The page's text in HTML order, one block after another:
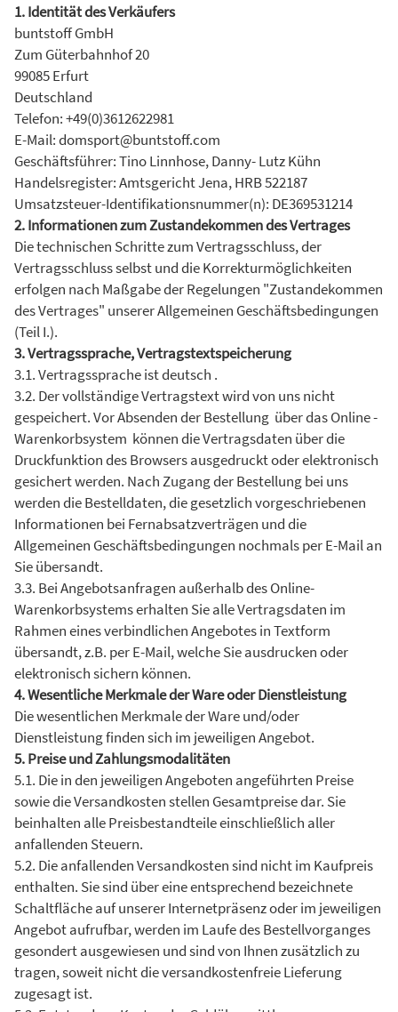
1. Identität des Verkäufers
buntstoff GmbH
Zum Güterbahnhof 20
99085 Erfurt
Deutschland
Telefon: +49(0)3612622981
E-Mail: domsport@buntstoff.com
Geschäftsführer: Tino Linnhose, Danny- Lutz Kühn
Handelsregister: Amtsgericht Jena, HRB 522187
Umsatzsteuer-Identifikationsnummer(n): DE369531214
2. Informationen zum Zustandekommen des Vertrages
Die technischen Schritte zum Vertragsschluss, der
Vertragsschluss selbst und die Korrekturmöglichkeiten
erfolgen nach Maßgabe der Regelungen "Zustandekommen
des Vertrages" unserer Allgemeinen Geschäftsbedingungen
(Teil I.).
3. Vertragssprache, Vertragstextspeicherung
3.1. Vertragssprache ist deutsch .
3.2. Der vollständige Vertragstext wird von uns nicht
gespeichert. Vor Absenden der Bestellung über das Online -
Warenkorbsystem können die Vertragsdaten über die
Druckfunktion des Browsers ausgedruckt oder elektronisch
gesichert werden. Nach Zugang der Bestellung bei uns
werden die Bestelldaten, die gesetzlich vorgeschriebenen
Informationen bei Fernabsatzverträgen und die
Allgemeinen Geschäftsbedingungen nochmals per E-Mail an
Sie übersandt.
3.3. Bei Angebotsanfragen außerhalb des Online-
Warenkorbsystems erhalten Sie alle Vertragsdaten im
Rahmen eines verbindlichen Angebotes in Textform
übersandt, z.B. per E-Mail, welche Sie ausdrucken oder
elektronisch sichern können.
4. Wesentliche Merkmale der Ware oder Dienstleistung
Die wesentlichen Merkmale der Ware und/oder
Dienstleistung finden sich im jeweiligen Angebot.
5. Preise und Zahlungsmodalitäten
5.1. Die in den jeweiligen Angeboten angeführten Preise
sowie die Versandkosten stellen Gesamtpreise dar. Sie
beinhalten alle Preisbestandteile einschließlich aller
anfallenden Steuern.
5.2. Die anfallenden Versandkosten sind nicht im Kaufpreis
enthalten. Sie sind über eine entsprechend bezeichnete
Schaltfläche auf unserer Internetpräsenz oder im jeweiligen
Angebot aufrufbar, werden im Laufe des Bestellvorganges
gesondert ausgewiesen und sind von Ihnen zusätzlich zu
tragen, soweit nicht die versandkostenfreie Lieferung
zugesagt ist.